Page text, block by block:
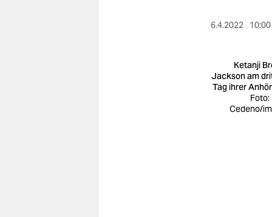
6.4.2022
Ketanji
Jackson am
Tag ihrer
Foto:
Cedeno/